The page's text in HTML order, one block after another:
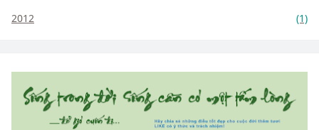
2012
(1)